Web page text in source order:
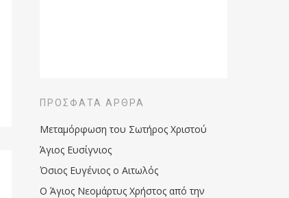
ΠΡΌΣΦΑΤΑ ΆΡΘΡΑ
Μεταμόρφωση του Σωτήρος Χριστού
Άγιος Ευσίγνιος
Όσιος Ευγένιος ο Αιτωλός
Ο Άγιος Νεομάρτυς Χρήστος από την